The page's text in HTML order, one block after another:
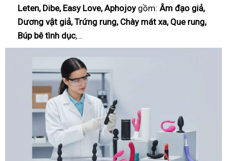
Leten, Dibe, Easy Love, Aphojoygồm: Âm đạo giả,
Dương vật giả, Trứng rung, Chày mát xa, Que rung,
Búp bê tình dục,…